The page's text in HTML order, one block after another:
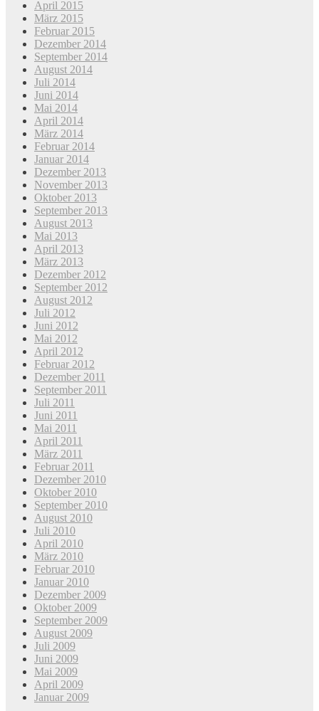
April 2015
März 2015
Februar 2015
Dezember 2014
September 2014
August 2014
Juli 2014
Juni 2014
Mai 2014
April 2014
März 2014
Februar 2014
Januar 2014
Dezember 2013
November 2013
Oktober 2013
September 2013
August 2013
Mai 2013
April 2013
März 2013
Dezember 2012
September 2012
August 2012
Juli 2012
Juni 2012
Mai 2012
April 2012
Februar 2012
Dezember 2011
September 2011
Juli 2011
Juni 2011
Mai 2011
April 2011
März 2011
Februar 2011
Dezember 2010
Oktober 2010
September 2010
August 2010
Juli 2010
April 2010
März 2010
Februar 2010
Januar 2010
Dezember 2009
Oktober 2009
September 2009
August 2009
Juli 2009
Juni 2009
Mai 2009
April 2009
Januar 2009